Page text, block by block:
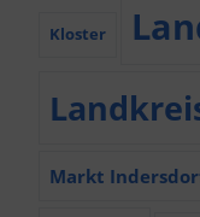
Kloster
Markt